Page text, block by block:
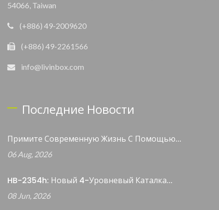
54066, Taiwan
(+886) 49-2009620
(+886) 49-2261566
info@livinbox.com
Последние Новости
Примите Современную Жизнь С Помощью...
06 Aug, 2026
HB-2354h: Новый 4-Уровневый Каталка...
08 Jun, 2026